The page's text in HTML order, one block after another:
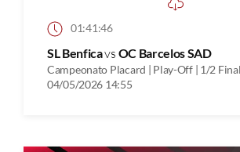
01:41:46
SL Benficavs OC Barcelos SAD
Campeonato Placard | Play-Off | 1/2
04/05/2026 14:55